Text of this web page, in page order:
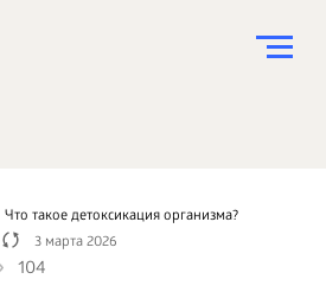
Что такое детоксикация организма?
3 марта 2026
104